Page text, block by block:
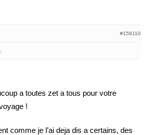
#158110
a toutes zet a tous pour votre
!
comme je l’ai deja dis a certains, des